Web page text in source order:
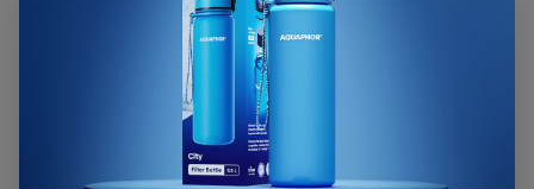
Описание и характеристики смотрите на